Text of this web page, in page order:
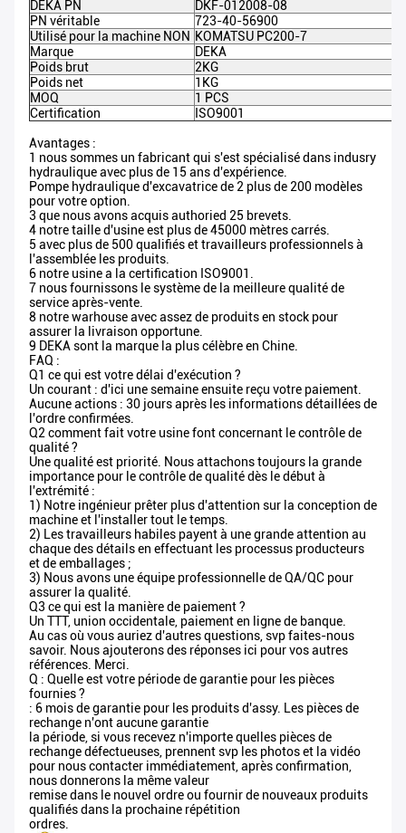
DEKA PN
DKF-012008-08
PN véritable
723-40-56900
Utilisé pour la machine NON KOMATSU PC200-7
Marque
DEKA
Poids brut
2KG
Poids net
1KG
MOQ
1 PCS
Certification
ISO9001
Avantages :
1 nous sommes un fabricant qui s'est spécialisé dans indusry
hydraulique avec plus de 15 ans d'expérience.
Pompe hydraulique d'excavatrice de 2 plus de 200 modèles
pour votre option.
3 que nous avons acquis authoried 25 brevets.
4 notre taille d'usine est plus de 45000 mètres carrés.
5 avec plus de 500 qualifiés et travailleurs professionnels à
l'assemblée les produits.
6 notre usine a la certification ISO9001.
7 nous fournissons le système de la meilleure qualité de
service après-vente.
8 notre warhouse avec assez de produits en stock pour
assurer la livraison opportune.
9 DEKA sont la marque la plus célèbre en Chine.
FAQ :
Q1 ce qui est votre délai d'exécution ?
Un courant : d'ici une semaine ensuite reçu votre paiement.
Aucune actions : 30 jours après les informations détaillées de
l'ordre confirmées.
Q2 comment fait votre usine font concernant le contrôle de
qualité ?
Une qualité est priorité. Nous attachons toujours la grande
importance pour le contrôle de qualité dès le début à
l'extrémité :
1) Notre ingénieur prêter plus d'attention sur la conception de
machine et l'installer tout le temps.
2) Les travailleurs habiles payent à une grande attention au
chaque des détails en effectuant les processus producteurs
et de emballages ;
3) Nous avons une équipe professionnelle de QA/QC pour
assurer la qualité.
Q3 ce qui est la manière de paiement ?
Un TTT, union occidentale, paiement en ligne de banque.
Au cas où vous auriez d'autres questions, svp faites-nous
savoir. Nous ajouterons des réponses ici pour vos autres
références. Merci.
Q : Quelle est votre période de garantie pour les pièces
fournies ?
: 6 mois de garantie pour les produits d'assy. Les pièces de
rechange n'ont aucune garantie
la période, si vous recevez n'importe quelles pièces de
rechange défectueuses, prennent svp les photos et la vidéo
pour nous contacter immédiatement, après confirmation,
nous donnerons la même valeur
remise dans le nouvel ordre ou fournir de nouveaux produits
qualifiés dans la prochaine répétition
ordres.